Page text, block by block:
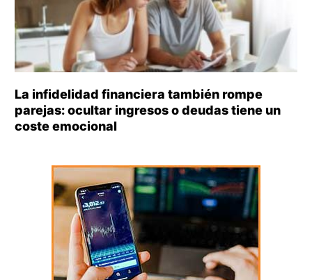
La infidelidad financiera también rompe
parejas: ocultar ingresos o deudas tiene un
coste emocional